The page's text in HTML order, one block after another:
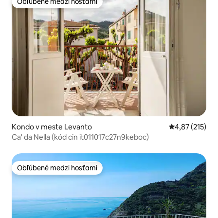
Obľúbené medzi hosťami
Kondo v meste Levanto Priemerné
4,87 (215)
Ca' da Nella (kód cin it011017c27n9keboc)
Obľúbené medzi hosťami
Obľúbené medzi hosťami